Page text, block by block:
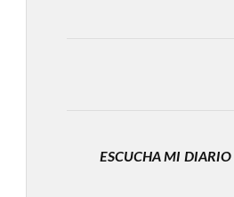
ESCUCHA MI